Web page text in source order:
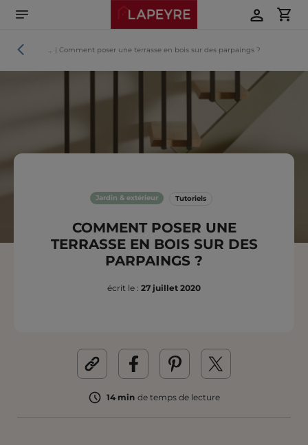
directement
contenu
Tutoriels | Comment poser une terrasse en bois sur des parpaings ?
Jardin & extérieur Tutoriels
COMMENT POSER UNE
TERRASSE EN BOIS SUR DES
PARPAINGS ?
écrit le : 27 juillet 2020
14 min de temps de lecture